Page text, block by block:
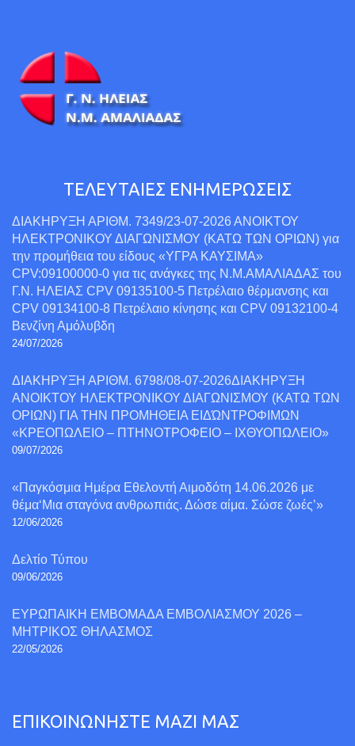
ΤΕΛΕΥΤΑΙΕΣ ΕΝΗΜΕΡΩΣΕΙΣ
ΔΙΑΚΗΡΥΞΗ ΑΡΙΘΜ. 7349/23-07-2026 ΑΝΟΙΚΤΟΥ
ΗΛΕΚΤΡΟΝΙΚΟΥ ΔΙΑΓΩΝΙΣΜΟΥ (ΚΑΤΩ ΤΩΝ ΟΡΙΩΝ) για
την προμήθεια του είδους «ΥΓΡΑ ΚΑΥΣΙΜΑ»
CPV:09100000-0 για τις ανάγκες της Ν.Μ.ΑΜΑΛΙΑΔΑΣ του
Γ.Ν. ΗΛΕΙΑΣ CPV 09135100-5 Πετρέλαιο θέρμανσης και
CPV 09134100-8 Πετρέλαιο κίνησης και CPV 09132100-4
Βενζίνη Αμόλυβδη
24/07/2026
ΔΙΑΚΗΡΥΞΗ ΑΡΙΘΜ. 6798/08-07-2026ΔΙΑΚΗΡΥΞΗ
ΑΝΟΙΚΤΟΥ ΗΛΕΚΤΡΟΝΙΚΟΥ ΔΙΑΓΩΝΙΣΜΟΥ (ΚΑΤΩ ΤΩΝ
ΟΡΙΩΝ) ΓΙΑ ΤΗΝ ΠΡΟΜΗΘΕΙΑ ΕΙΔΏΝΤΡΟΦΙΜΩΝ
«ΚΡΕΟΠΩΛΕΙΟ – ΠΤΗΝΟΤΡΟΦΕΙΟ – ΙΧΘΥΟΠΩΛΕΙΟ»
09/07/2026
«Παγκόσμια Ημέρα Εθελοντή Αιμοδότη 14.06.2026 με
θέμα‘Mια σταγόνα ανθρωπιάς. Δώσε αίμα. Σώσε ζωές’»
12/06/2026
Δελτίο Τύπου
09/06/2026
ΕΥΡΩΠΑΙΚΗ ΕΜΒΟΜΑΔΑ ΕΜΒΟΛΙΑΣΜΟΥ 2026 –
ΜΗΤΡΙΚΟΣ ΘΗΛΑΣΜΟΣ
22/05/2026
ΕΠΙΚΟΙΝΩΝΗΣΤΕ ΜΑΖΙ ΜΑΣ